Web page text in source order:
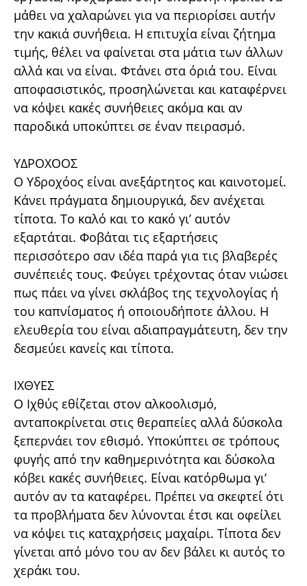
μάθει να χαλαρώνει για να περιορίσει αυτήν
την κακιά συνήθεια. Η επιτυχία είναι ζήτημα
τιμής, θέλει να φαίνεται στα μάτια των άλλων
αλλά και να είναι. Φτάνει στα όριά του. Είναι
αποφασιστικός, προσηλώνεται και καταφέρνει
να κόψει κακές συνήθειες ακόμα και αν
παροδικά υποκύπτει σε έναν πειρασμό.
ΥΔΡΟΧΟΟΣ
Ο Υδροχόος είναι ανεξάρτητος και καινοτομεί.
Κάνει πράγματα δημιουργικά, δεν ανέχεται
τίποτα. Το καλό και το κακό γι’ αυτόν
εξαρτάται. Φοβάται τις εξαρτήσεις
περισσότερο σαν ιδέα παρά για τις βλαβερές
συνέπειές τους. Φεύγει τρέχοντας όταν νιώσει
πως πάει να γίνει σκλάβος της τεχνολογίας ή
του καπνίσματος ή οποιουδήποτε άλλου. Η
ελευθερία του είναι αδιαπραγμάτευτη, δεν την
δεσμεύει κανείς και τίποτα.
ΙΧΘΥΕΣ
Ο Ιχθύς εθίζεται στον αλκοολισμό,
ανταποκρίνεται στις θεραπείες αλλά δύσκολα
ξεπερνάει τον εθισμό. Υποκύπτει σε τρόπους
φυγής από την καθημερινότητα και δύσκολα
κόβει κακές συνήθειες. Είναι κατόρθωμα γι’
αυτόν αν τα καταφέρει. Πρέπει να σκεφτεί ότι
τα προβλήματα δεν λύνονται έτσι και οφείλει
να κόψει τις καταχρήσεις μαχαίρι. Τίποτα δεν
γίνεται από μόνο του αν δεν βάλει κι αυτός το
χεράκι του.